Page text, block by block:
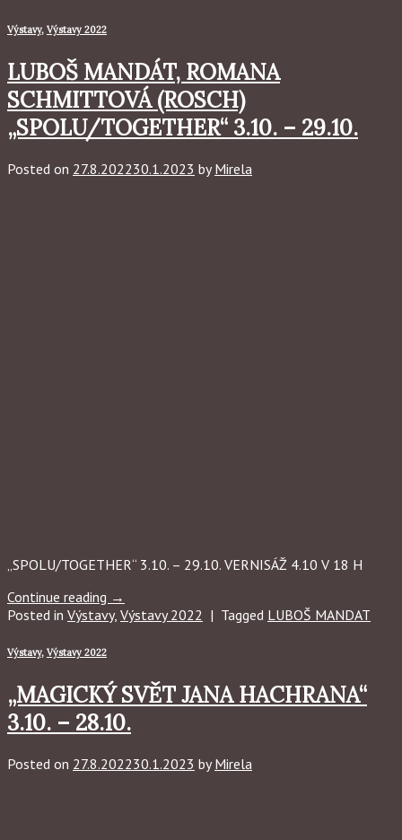
Výstavy, Výstavy 2022
LUBOŠ MANDÁT, ROMANA
SCHMITTOVÁ (ROSCH)
„SPOLU/TOGETHER“ 3.10. – 29.10.
Posted on 27.8.202230.1.2023 byMirela
„SPOLU/TOGETHER“ 3.10. – 29.10. VERNISÁŽ 4.10 V 18 H
Continue reading →
Posted in Výstavy, Výstavy 2022 | Tagged LUBOŠ MANDAT
Výstavy, Výstavy 2022
„MAGICKÝ SVĚT JANA HACHRANA“
3.10. – 28.10.
Posted on 27.8.202230.1.2023 byMirela